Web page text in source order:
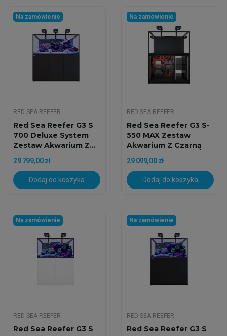
Na zamówienie
RED SEA REEFER
Red Sea Reefer G3 S
700 Deluxe System
Zestaw Akwarium Z...
29 799,00 zł
Dodaj do koszyka
Na zamówienie
RED SEA REEFER
Red Sea Reefer G3 S-
550 MAX Zestaw
Akwarium Z Czarną
Szafką
29 099,00 zł
Dodaj do koszyka
Na zamówienie
RED SEA REEFER
Red Sea Reefer G3 S
Na zamówienie
RED SEA REEFER
Red Sea Reefer G3 S